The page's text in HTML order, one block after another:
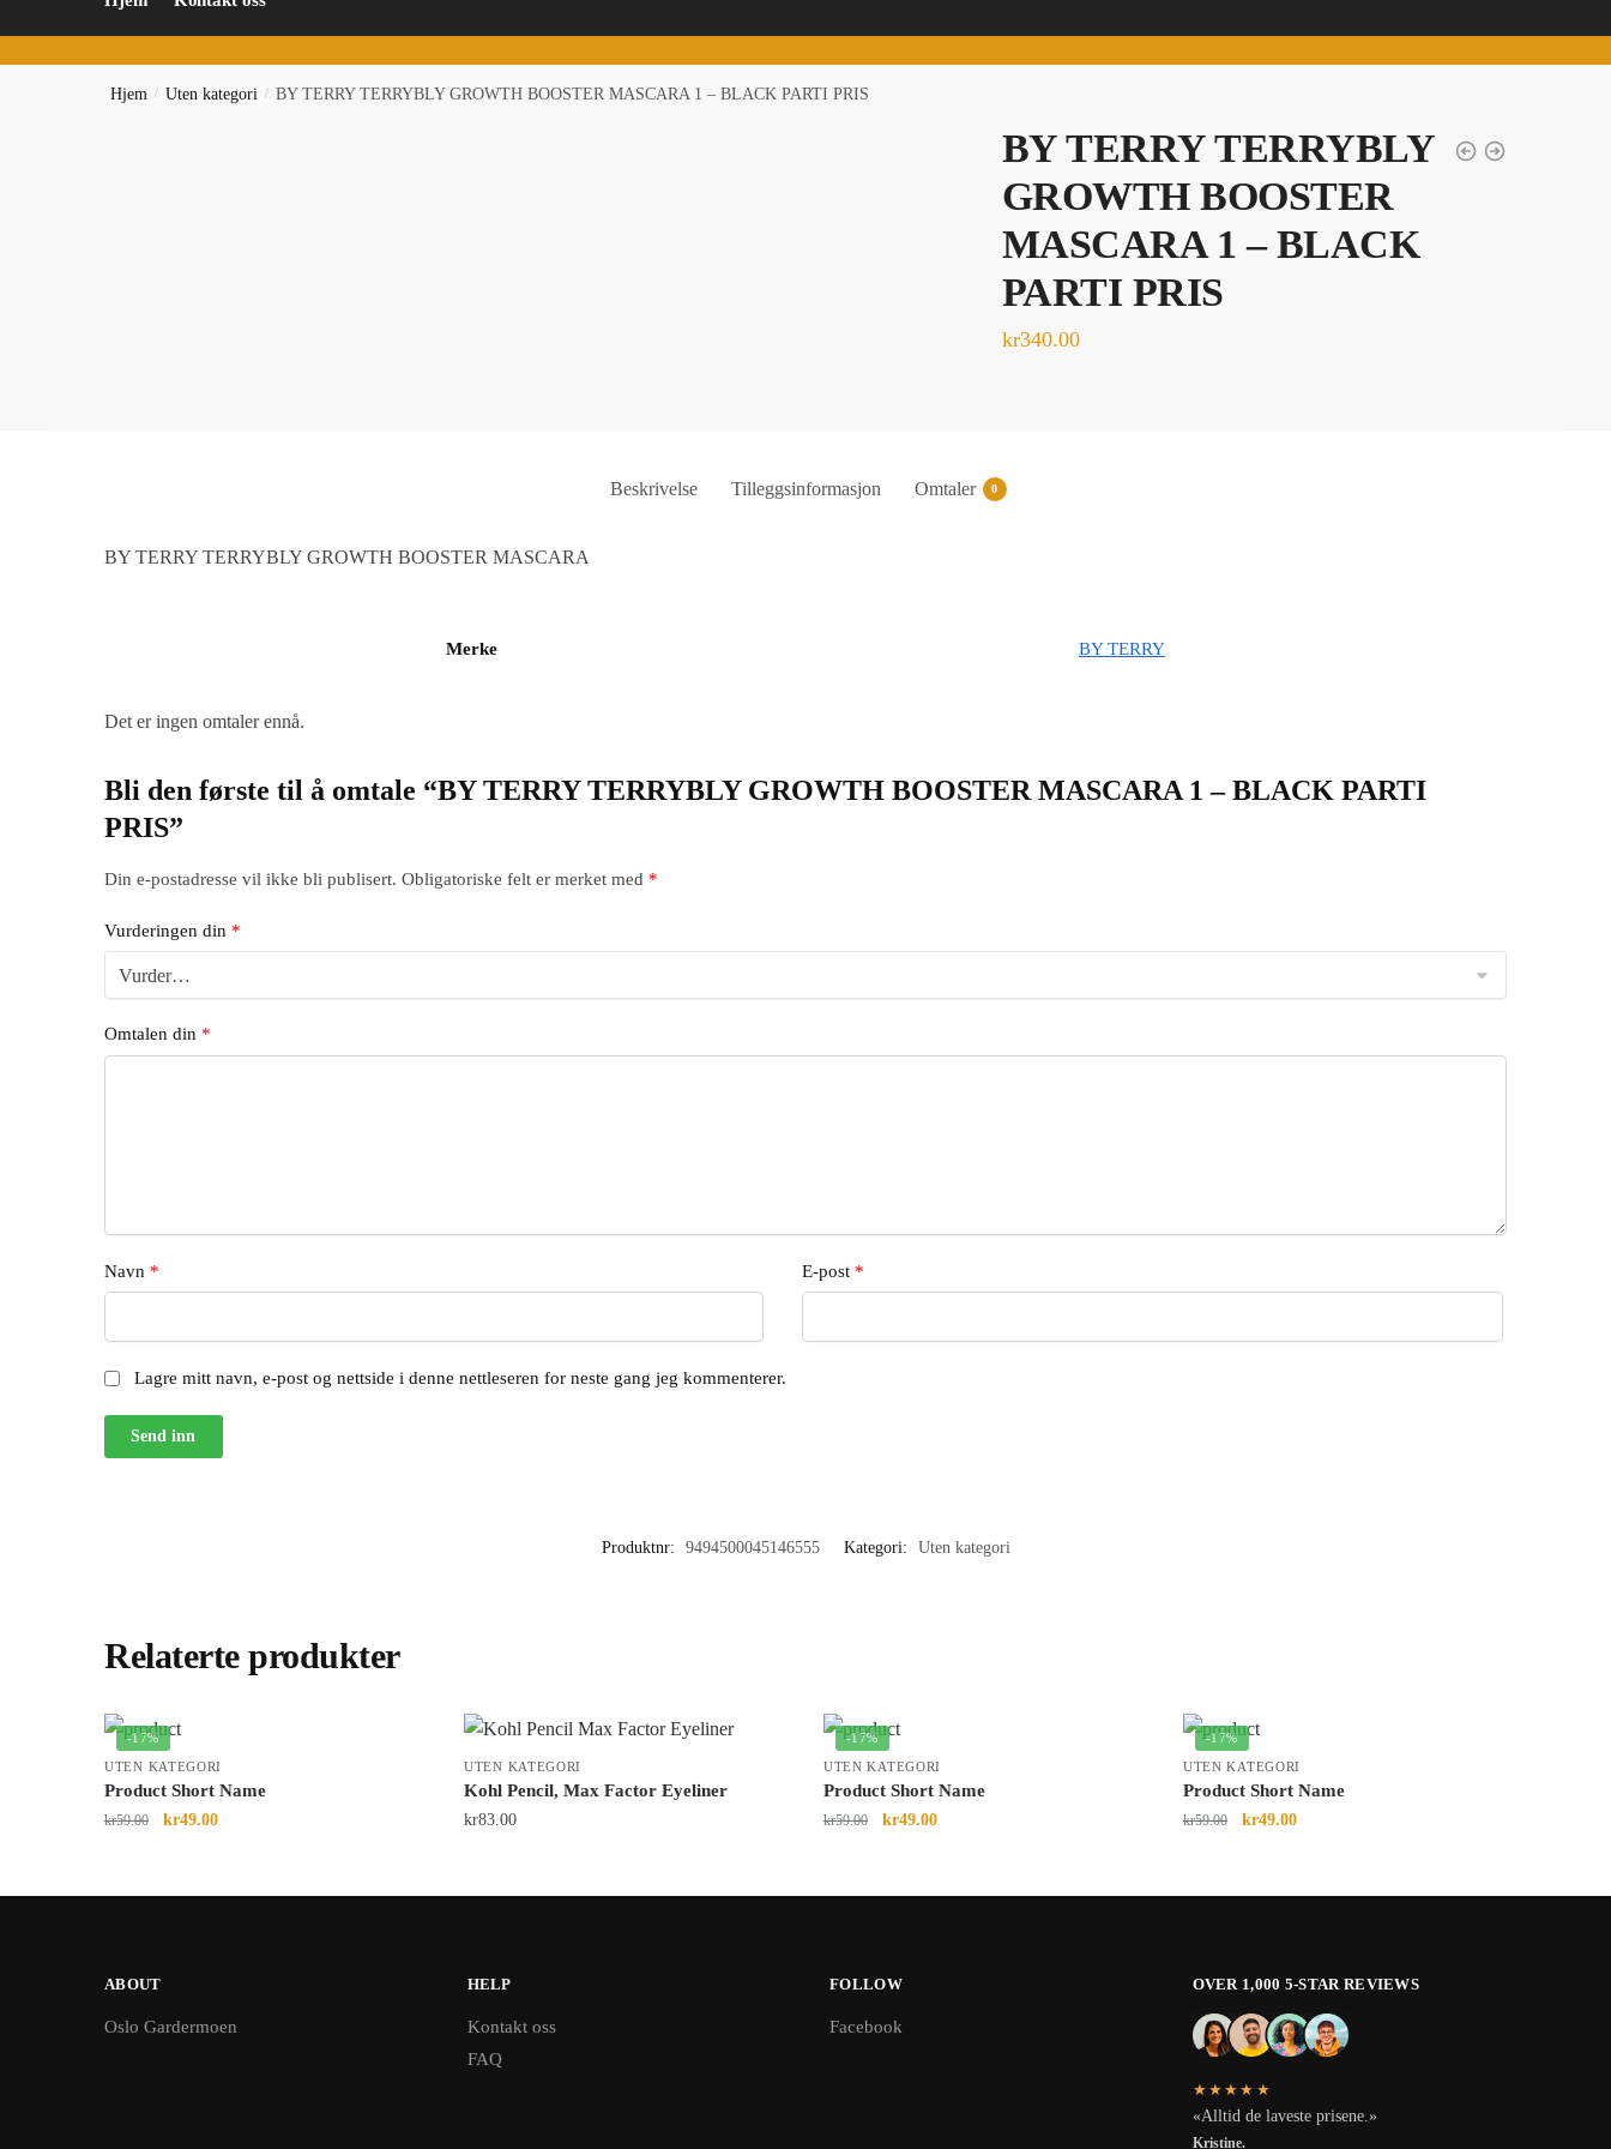
Hjem / Uten kategori / BY TERRY TERRYBLY GROWTH BOOSTER MASCARA 1 – BLACK PARTI PRIS
BY TERRY TERRYBLY
GROWTH BOOSTER
MASCARA 1 – BLACK
PARTI PRIS
kr340.00
Beskrivelse Tilleggsinformasjon Omtaler 0
BY TERRY TERRYBLY GROWTH BOOSTER MASCARA
Merke BY TERRY
Det er ingen omtaler ennå.
Bli den første til å omtale “BY TERRY TERRYBLY GROWTH BOOSTER MASCARA 1 – BLACK PARTI
PRIS”
Din e-postadresse vil ikke bli publisert. Obligatoriske felt er merket med *
Vurderingen din *
Omtalen din *
Navn * E-post *
Lagre mitt navn, e-post og nettside i denne nettleseren for neste gang jeg kommenterer.
Produktnr: 9494500045146555 Kategori: Uten kategori
Relaterte produkter
-17%
UTEN KATEGORI
Product Short Name
kr59.00 kr49.00
UTEN KATEGORI
Kohl Pencil, Max Factor Eyeliner
kr83.00
-17%
UTEN KATEGORI
Product Short Name
kr59.00 kr49.00
-17%
UTEN KATEGORI
Product Short Name
kr59.00 kr49.00
ABOUT
Oslo Gardermoen
HELP
Kontakt oss
FAQ
FOLLOW
Facebook
OVER 1,000 5-STAR REVIEWS
★★★★★
«Alltid de laveste prisene.»
Kristine.